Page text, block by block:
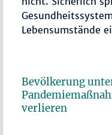
Lebensumstände
Bevölkerung
verlieren